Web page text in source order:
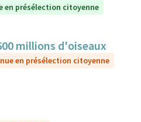
en présélection citoyenne
millions d'oiseaux
en présélection citoyenne